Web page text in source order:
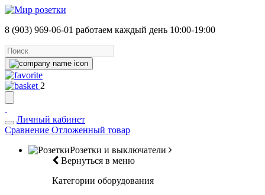
8 (903) 969-06-01 работаем каждый день 10:00-19:00
2
Личный кабинет
Сравнение Отложенный товар
Розетки и выключатели
Вернуться в меню
Категории оборудования